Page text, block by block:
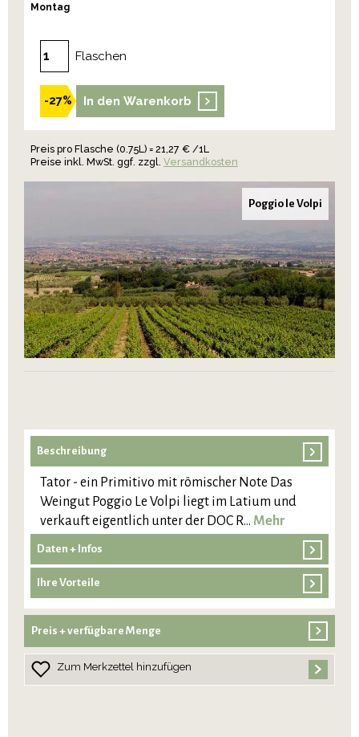
Montag
Flaschen
-27% In den Warenkorb
Preis pro Flasche (0.75L) = 21,27 € /1L
Preise inkl. MwSt. ggf. zzgl. Versandkosten
Poggio le Volpi
Beschreibung
Tator - ein Primitivo mit römischer Note Das
Weingut Poggio Le Volpi liegt im Latium und
verkauft eigentlich unter der DOC R… Mehr
Daten + Infos
Ihre Vorteile
Preis + verfügbare Menge
Zum Merkzettel hinzufügen